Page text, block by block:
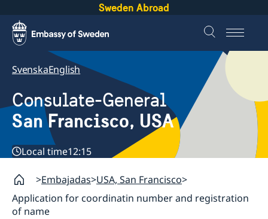
Sweden Abroad
SvenskaEnglish
Consulate-General
San Francisco, USA
Local time12:15
Embajadas USA, San Francisco
Application for coordinatin number and registration
of name